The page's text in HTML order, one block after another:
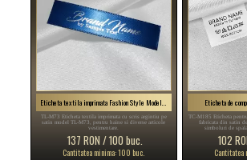
TL-M73 Eticheta textila imprimata cu scris argintiu pe
satin model TL-M73, pentru haine si diverse articole
vestimentare.
137 RON / 100 buc.
Cantitatea minima: 100 buc.
Eticheta de
TC-M185 Eticheta
fabricata din satin
simboluri de
102
Cantitatea